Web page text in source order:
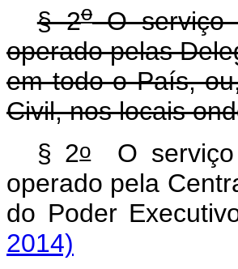
§ 2oO serviço
operado pelas
em todo o País,
Civil, nos locais
§ 2oO serviço
operado pela
do Poder
2014)